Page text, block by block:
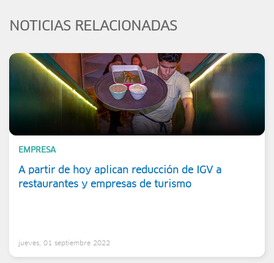
NOTICIAS RELACIONADAS
EMPRESA
A partir de hoy aplican reducción de IGV a
restaurantes y empresas de turismo
jueves, 01 septiembre 2022